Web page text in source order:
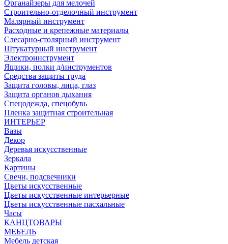
Органайзеры для мелочей
Строительно-отделочный инструмент
Малярный инструмент
Расходные и крепежные материалы
Слесарно-столярный инструмент
Штукатурный инструмент
Электроинструмент
Ящики, полки д/инструментов
Средства защиты труда
Защита головы, лица, глаз
Защита органов дыхания
Спецодежда, спецобувь
Пленка защитная строительная
ИНТЕРЬЕР
Вазы
Декор
Деревья искусственные
Зеркала
Картины
Свечи, подсвечники
Цветы искусственные
Цветы искусственные интерьерные
Цветы искусственные пасхальные
Часы
КАНЦТОВАРЫ
МЕБЕЛЬ
Мебель детская